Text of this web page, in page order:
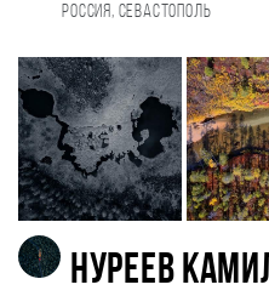
Россия, Севастополь
Нуреев